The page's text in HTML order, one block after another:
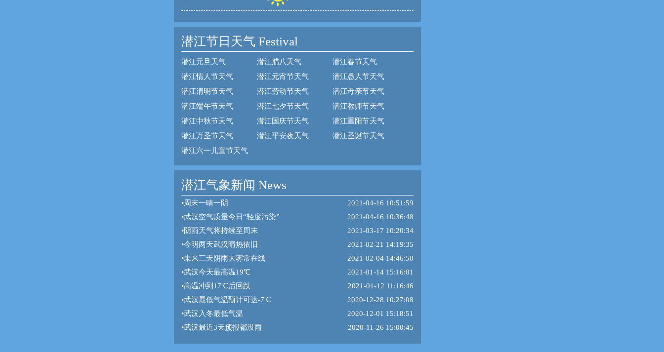
潜江节日天气 Festival
潜江元旦天气 潜江腊八天气
潜江春节天气
潜江情人节天气
潜江元宵节天气
潜江愚人节天气
潜江清明节天气
潜江劳动节天气
潜江母亲节天气
潜江端午节天气
潜江七夕节天气
潜江教师节天气
潜江中秋节天气
潜江国庆节天气
潜江重阳节天气
潜江万圣节天气
潜江平安夜天气
潜江圣诞节天气
潜江六一儿童节天气
潜江气象新闻 News
•周末一晴一阴
2021-04-16 10:51:59
•武汉空气质量今日“轻度污染”
2021-04-16 10:36:48
•阴雨天气将持续至周末
2021-03-17 10:20:34
•今明两天武汉晴热依旧
2021-02-21 14:19:35
•未来三天阴雨大雾常在线
2021-02-04 14:46:50
•武汉今天最高温19℃
2021-01-14 15:16:01
•高温冲到17℃后回跌
2021-01-12 11:16:46
•武汉最低气温预计可达-7℃
2020-12-28 10:27:08
•武汉入冬最低气温
2020-12-01 15:18:51
•武汉最近3天预报都没雨 2020-11-26 15:00:45